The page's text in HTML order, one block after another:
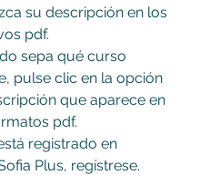
su descripción en los
pdf.
sepa qué curso
pulse clic en la opción
que aparece en
pdf.
registrado en
Plus, regístrese.